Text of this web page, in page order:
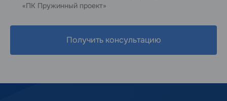
«ПК Пружинный проект»
Получить консультацию